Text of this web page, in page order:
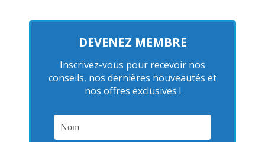
DEVENEZ MEMBRE
Inscrivez-vous pour recevoir nos
conseils, nos dernières nouveautés et
nos offres exclusives !